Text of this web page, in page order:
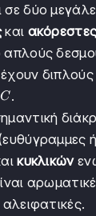
σε δύο
και
απλούς
C.
κυκλικών